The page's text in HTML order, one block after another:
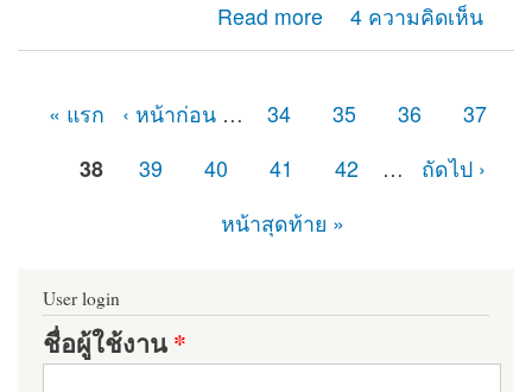
Read more
about การ preview รูปครับ 4 ความคิดเห็น
« แรก ‹ หน้าก่อน … 34 35 36
37
38
39 40 41 42 …
ถัดไป ›
หน้าสุดท้าย »
User login
ชื่อผู้ใช้งาน*